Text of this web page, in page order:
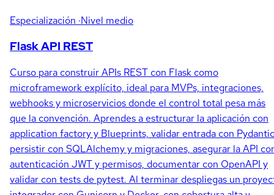
Especialización ·Nivel medio
Flask API REST
Curso para construir APIs REST con Flask como
microframework explícito, ideal para MVPs, integraciones,
webhooks y microservicios donde el control total pesa más
que la convención. Aprendes a estructurar la aplicación con
application factory y Blueprints, validar entrada con
persistir con SQLAlchemy y migraciones, asegurar la API
autenticación JWT y permisos, documentar con OpenAPI y
validar con tests de pytest. Al terminar despliegas un